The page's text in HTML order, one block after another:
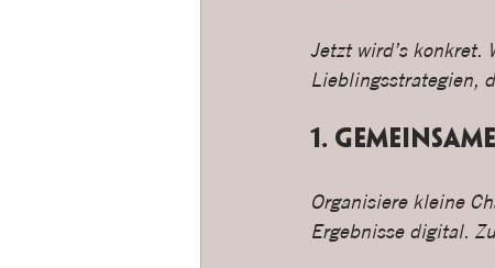
Jetzt wird’s konkret.
Lieblingsstrategien,
1.
Organisiere kleine
Ergebnisse digital.